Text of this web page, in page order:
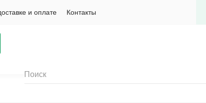
и оплате Контакты